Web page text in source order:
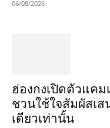
06/08/2026
ฮ่องกงเปิดตัวแคม
ชวนใช้ใจสัมผัสเ
เดียวเท่านั้น